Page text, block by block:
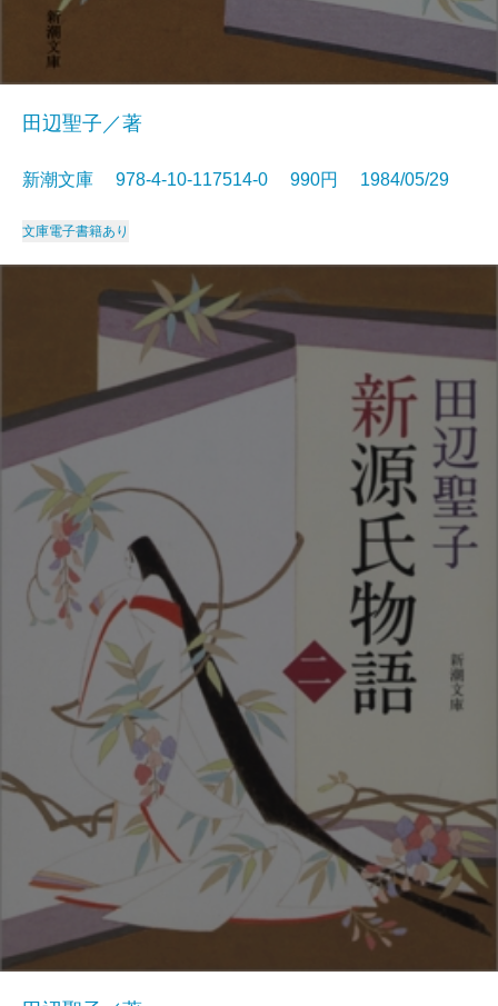
田辺聖子／著
新潮文庫 978-4-10-117514-0 990円 1984/05/29
文庫電子書籍あり